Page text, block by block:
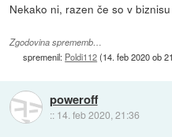
Nekako ni, razen če so v
Zgodovina sprememb…
spremenil: Poldi112(14. feb 2020 ob
poweroff
:: 14. feb 2020, 21:36